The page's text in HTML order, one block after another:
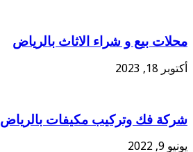
محلات بيع و شراء الاثاث بالرياض
أكتوبر 18, 2023
شركة فك وتركيب مكيفات بالرياض
يونيو 9, 2022